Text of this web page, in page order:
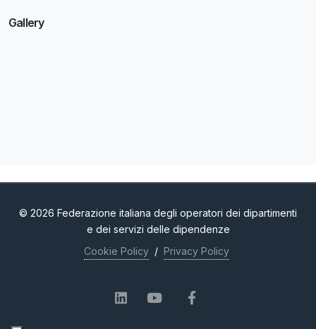
Gallery
© 2026 Federazione italiana degli operatori dei dipartimenti
e dei servizi delle dipendenze
Cookie Policy / Privacy Policy